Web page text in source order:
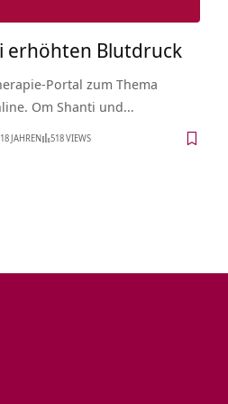
erhöhten Blutdruck
Portal zum Thema
Om Shanti und…
JAHREN 518 VIEWS